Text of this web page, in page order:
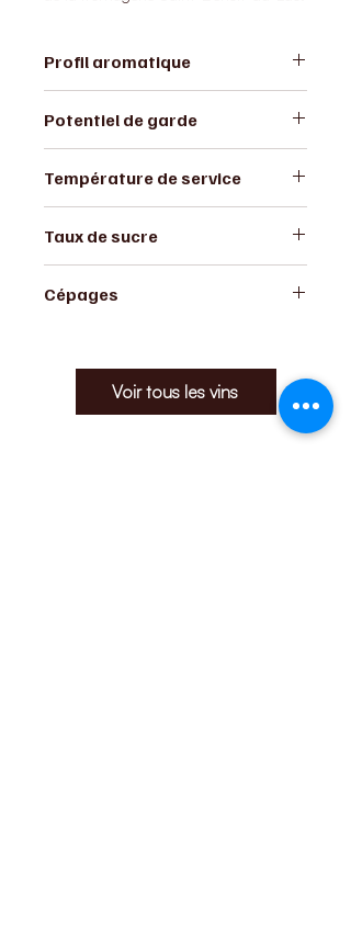
Profil aromatique
Potentiel de garde
Température de service
Taux de sucre
Cépages
Voir tous les vins